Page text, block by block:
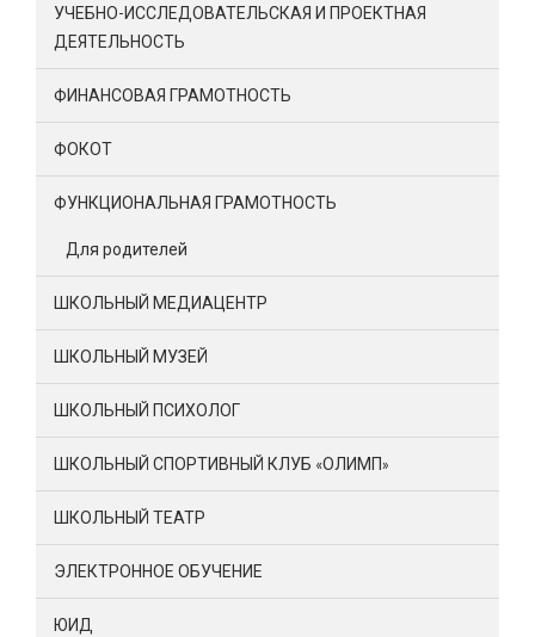
УЧЕБНО-ИССЛЕДОВАТЕЛЬСКАЯ И ПРОЕКТНАЯ
ДЕЯТЕЛЬНОСТЬ
ФИНАНСОВАЯ ГРАМОТНОСТЬ
ФОКОТ
ФУНКЦИОНАЛЬНАЯ ГРАМОТНОСТЬ
Для родителей
ШКОЛЬНЫЙ МЕДИАЦЕНТР
ШКОЛЬНЫЙ МУЗЕЙ
ШКОЛЬНЫЙ ПСИХОЛОГ
ШКОЛЬНЫЙ СПОРТИВНЫЙ КЛУБ «ОЛИМП»
ШКОЛЬНЫЙ ТЕАТР
ЭЛЕКТРОННОЕ ОБУЧЕНИЕ
ЮИД